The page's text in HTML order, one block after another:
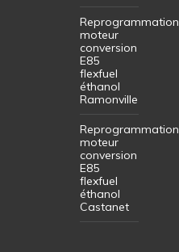
Reprogrammation
moteur
conversion
E85
flexfuel
éthanol
Ramonville
Reprogrammation
moteur
conversion
E85
flexfuel
éthanol
Castanet